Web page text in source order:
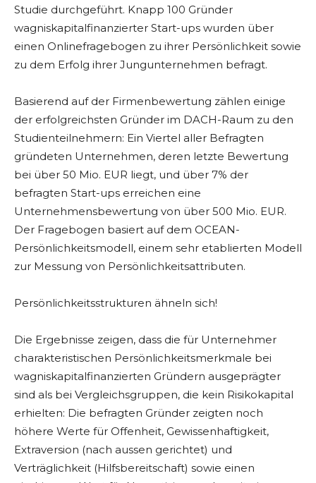
Studie durchgeführt. Knapp 100 Gründer
wagniskapitalfinanzierter Start-ups wurden über
einen Onlinefragebogen zu ihrer Persönlichkeit sowie
zu dem Erfolg ihrer Jungunternehmen befragt.
Basierend auf der Firmenbewertung zählen einige
der erfolgreichsten Gründer im DACH-Raum zu den
Studienteilnehmern: Ein Viertel aller Befragten
gründeten Unternehmen, deren letzte Bewertung
bei über 50 Mio. EUR liegt, und über 7% der
befragten Start-ups erreichen eine
Unternehmensbewertung von über 500 Mio. EUR.
Der Fragebogen basiert auf dem OCEAN-
Persönlichkeitsmodell, einem sehr etablierten Modell
zur Messung von Persönlichkeitsattributen.
Persönlichkeitsstrukturen ähneln sich!
Die Ergebnisse zeigen, dass die für Unternehmer
charakteristischen Persönlichkeitsmerkmale bei
wagniskapitalfinanzierten Gründern ausgeprägter
sind als bei Vergleichsgruppen, die kein Risikokapital
erhielten: Die befragten Gründer zeigten noch
höhere Werte für Offenheit, Gewissenhaftigkeit,
Extraversion (nach aussen gerichtet) und
Verträglichkeit (Hilfsbereitschaft) sowie einen